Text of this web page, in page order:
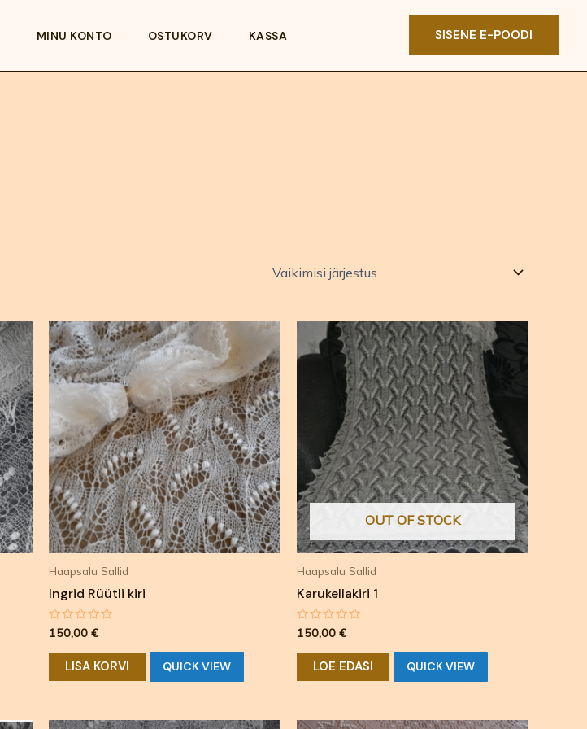
MINU KONTO OSTUKORV KASSA SISENE E-POODI
Haapsalu Sallid
Ingrid Rüütli kiri
Hinnanguga
0
/
150,00 €
LISA KORVI QUICK VIEW
OUT OF STOCK
Haapsalu Sallid
Karukellakiri 1
Hinnanguga
0
/
150,00 €
LOE EDASI QUICK VIEW